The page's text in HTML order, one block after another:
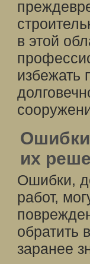
в этой
избежать
их
Ошибки,
работ,
обратить
заранее